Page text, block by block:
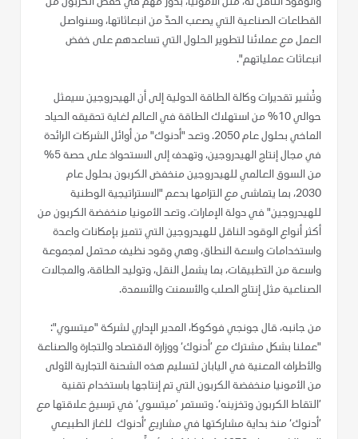
القطاعات الصناعية التي يصعب الحدّ من انبعاثاتها، وسنواصل
العمل مع عملائنا لتطوير الحلول التي تساعدهم على خفض
انبعاثات عملياتهم".
وتُشير تقديرات وكالة الطاقة الدولية إلى أن الهيدروجين سيمثل
حوالي 10% من استهلاك الطاقة في العالم لغاية تحقيقه الحياد
الماخي بحلول عام 2050. وتعد "أدنوك" من أوائل الشركات الرائدة
في مجال إنتاج الهيدروجين، وتهدف إلى الاستحواذ على حصة 5%
من السوق العالمي للهيدروجين منخفض الكربون بحلول عام
2030، بما يتماشى مع التزامها بدعم "الاستراتيجية الوطنية
للهيدروجين" في دولة الإمارات. وتعد الأمونيا منخفضة الكربون من
أكثر أنواع الوقود الناقل للهيدروجين التي تتميز بإمكانات واعدة
واستخدامات واسعة النطاق، وهي وقود نظيف محتمل لمجموعة
واسعة من التطبيقات، بما يشمل النقل، وتوليد الطاقة، والمجالات
الصناعية مثل إنتاج الصلب والأسمنت والأسمدة.
من جانبه، قال جونجي فوكوكا، المدير الإداري لشركة "ميتسوي":
"عملنا بشكل مشترك مع ’أدنوك‘ ووزارة الاقتصاد والتجارة والصناعة
والأطراف المعنية في اليابان لتسليم هذه الشحنة التجارية الأولى
من الأمونيا منخفضة الكربون التي تم إنتاجها باستخدام تقنية
’التقاط الكربون وتخزينه‘. وتستمر ’ميتسوي‘ في ترسيخ علاقتها مع
’أدنوك‘ منذ بداية مشاركتها في مشاريع ’أدنوك للغاز الطبيعي